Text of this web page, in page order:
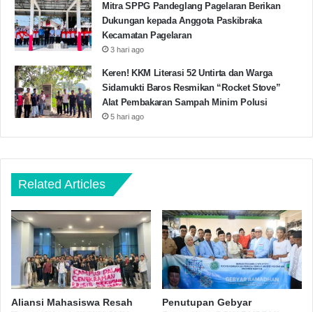
Mitra SPPG Pandeglang Pagelaran Berikan
Dukungan kepada Anggota Paskibraka
Kecamatan Pagelaran
3 hari ago
Keren! KKM Literasi 52 Untirta dan Warga
Sidamukti Baros Resmikan “Rocket Stove”
Alat Pembakaran Sampah Minim Polusi
5 hari ago
Related Articles
Aliansi Mahasiswa Resah
Penutupan Gebyar